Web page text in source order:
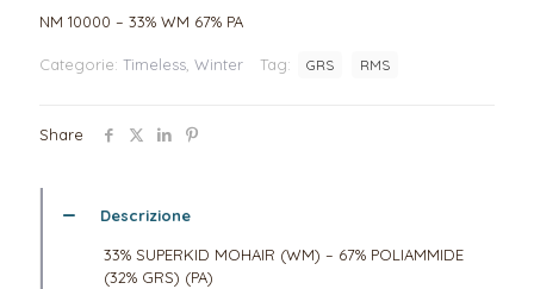
NM 10000 – 33% WM 67% PA
Categorie: Timeless Winter Tag: GRS RMS
Share
Descrizione
33% SUPERKID MOHAIR (WM) – 67% POLIAMMIDE
(32% GRS) (PA)